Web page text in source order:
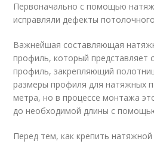
Первоначально с помощью
исправляли дефекты
Важнейшая составляющая
профиль, который представляет
профиль, закрепляющий
размеры профиля для натяжных
метра, но в процессе монтажа
до необходимой длины с
Перед тем, как крепить